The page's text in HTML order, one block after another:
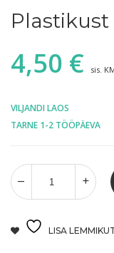
4,50 € sis.
VILJANDI LAOS
TARNE 1-2 TÖÖPÄEVA
LISA